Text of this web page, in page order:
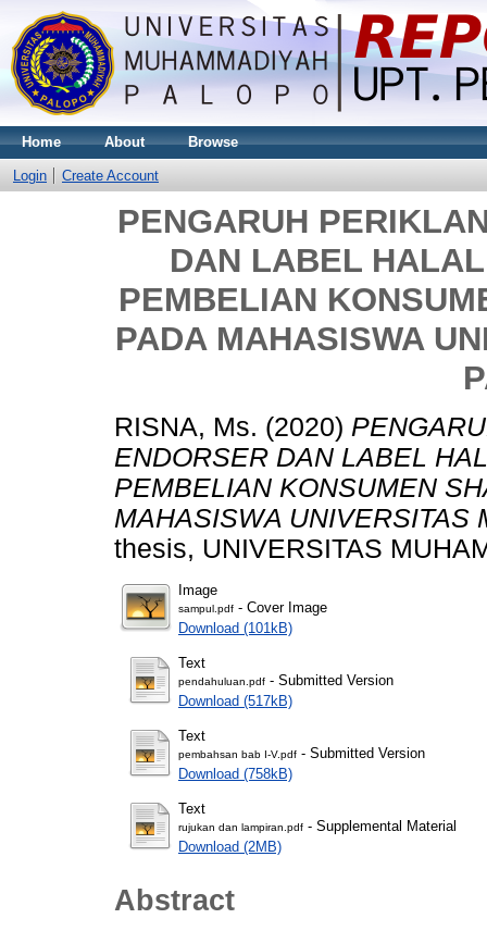
Home About Browse
Login Create Account
PENGARUH
DAN LABEL
PEMBELIAN
PADA MAHASISWA
RISNA, Ms. (2020)
ENDORSER DAN LABEL
PEMBELIAN KONSUMEN
MAHASISWA UNIVERSITAS
thesis, UNIVERSITAS
Image
sampul.pdf - Cover Image
Download (101kB)
Text
pendahuluan.pdf - Submitted Version
Download (517kB)
Text
pembahsan bab I-V.pdf - Submitted Version
Download (758kB)
Text
rujukan dan lampiran.pdf - Supplemental Material
Download (2MB)
Abstract